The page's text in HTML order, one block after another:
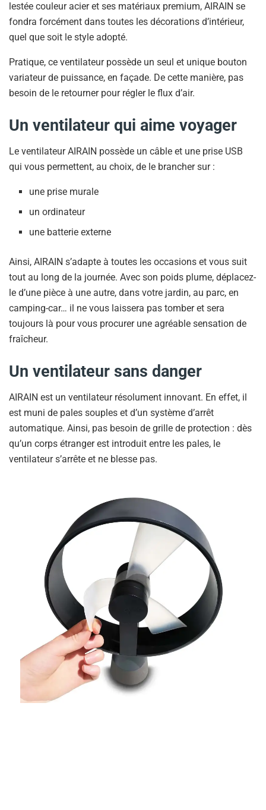
lestée couleur acier et ses matériaux premium, AIRAIN se
fondra forcément dans toutes les décorations d’intérieur,
quel que soit le style adopté.
Pratique, ce ventilateur possède un seul et unique bouton
variateur de puissance, en façade. De cette manière, pas
besoin de le retourner pour régler le flux d’air.
Un ventilateur qui aime voyager
Le ventilateur AIRAIN possède un câble et une prise USB
qui vous permettent, au choix, de le brancher sur :
une prise murale
un ordinateur
une batterie externe
Ainsi, AIRAIN s’adapte à toutes les occasions et vous suit
tout au long de la journée. Avec son poids plume, déplacez-
le d’une pièce à une autre, dans votre jardin, au parc, en
camping-car… il ne vous laissera pas tomber et sera
toujours là pour vous procurer une agréable sensation de
fraîcheur.
Un ventilateur sans danger
AIRAIN est un ventilateur résolument innovant. En effet, il
est muni de pales souples et d’un système d’arrêt
automatique. Ainsi, pas besoin de grille de protection : dès
qu’un corps étranger est introduit entre les pales, le
ventilateur s’arrête et ne blesse pas.